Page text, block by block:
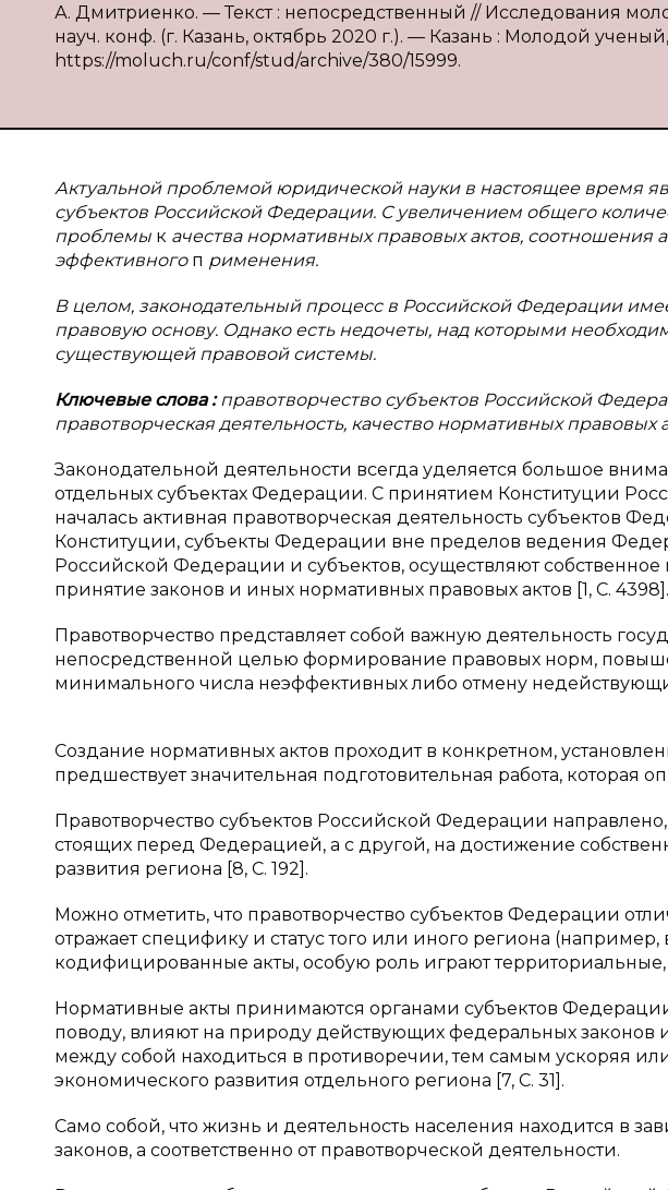
А. Дмитриенко. — Текст : непосредственный // Исследования
науч. конф. (г. Казань, октябрь 2020 г.). — Казань : Молодой
https://moluch.ru/conf/stud/archive/380/15999.
Актуальной проблемой юридической науки в настоящее время
субъектов Российской Федерации. С увеличением общего
проблемы к ачества нормативных правовых актов, соотношения
эффективного п рименения.
В целом, законодательный процесс в Российской Федерации
правовую основу. Однако есть недочеты, над которыми
существующей правовой системы.
Ключевые слова:правотворчество субъектов Российской
правотворческая деятельность, качество нормативных правовых
Законодательной деятельности всегда уделяется большое
отдельных субъектах Федерации. С принятием Конституции
началась активная правотворческая деятельность субъектов
Конституции, субъекты Федерации вне пределов ведения
Российской Федерации и субъектов, осуществляют
принятие законов и иных нормативных правовых актов [1, С. 4398].
Правотворчество представляет собой важную деятельность
непосредственной целью формирование правовых норм,
минимального числа неэффективных либо отмену
Создание нормативных актов проходит в конкретном,
предшествует значительная подготовительная работа, которая
Правотворчество субъектов Российской Федерации
стоящих перед Федерацией, а с другой, на достижение
развития региона [8, C. 192].
Можно отметить, что правотворчество субъектов Федерации
отражает специфику и статус того или иного региона
кодифицированные акты, особую роль играют
Нормативные акты принимаются органами субъектов
поводу, влияют на природу действующих федеральных законов
между собой находиться в противоречии, тем самым ускоряя
экономического развития отдельного региона [7, C. 31].
Само собой, что жизнь и деятельность населения находится в
законов, а соответственно от правотворческой деятельности.